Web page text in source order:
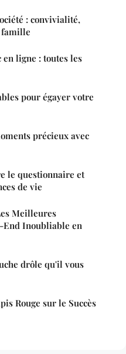
: convivialité,
famille
ligne : toutes les
pour égayer votre
précieux avec
le questionnaire et
de vie
Meilleures
End Inoubliable en
drôle qu'il vous
Rouge sur le Succès